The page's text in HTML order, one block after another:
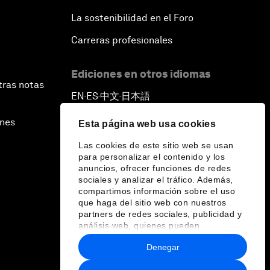
Esta página web usa cookies
Las cookies de este sitio web se usan
para personalizar el contenido y los
anuncios, ofrecer funciones de redes
sociales y analizar el tráfico. Además,
compartimos información sobre el uso
que haga del sitio web con nuestros
partners de redes sociales, publicidad y
análisis web, quienes pueden
combinarla con otra información que les
haya proporcionado o que hayan
recopilado a partir del uso que haya
Denegar
notas
La sostenibilidad en el Foro
Carreras profesionales
Ediciones en otros idiomas
EN ▪ ES▪中文▪ 日本語